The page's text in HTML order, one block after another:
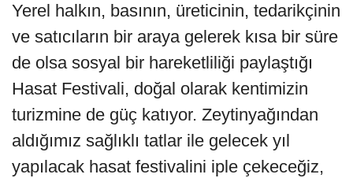
Yerel halkın, basının, üreticinin, tedarikçinin
ve satıcıların bir araya gelerek kısa bir süre
de olsa sosyal bir hareketliliği paylaştığı
Hasat Festivali, doğal olarak kentimizin
turizmine de güç katıyor. Zeytinyağından
aldığımız sağlıklı tatlar ile gelecek yıl
yapılacak hasat festivalini iple çekeceğiz,